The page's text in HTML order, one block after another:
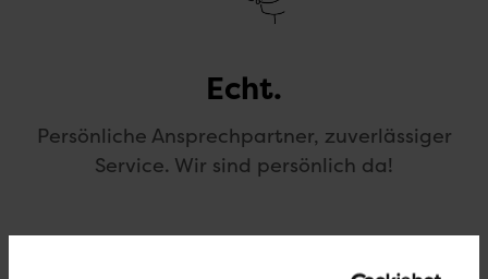
Echt.
Persönliche Ansprechpartner, zuverlässiger
Service. Wir sind persönlich da!